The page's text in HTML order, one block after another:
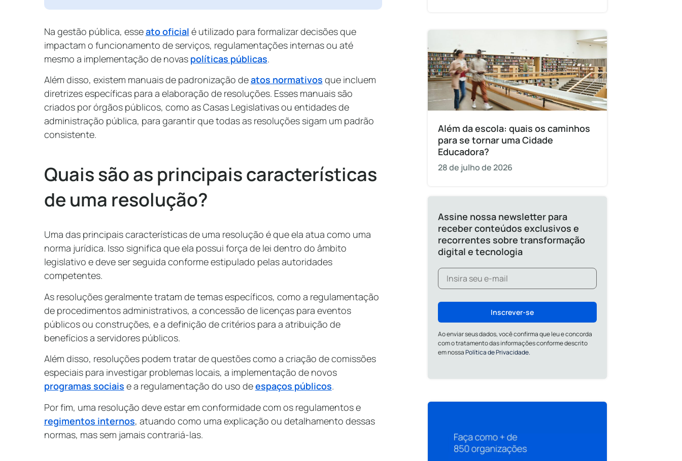
Na gestão pública, esseato oficial é utilizado para formalizar decisões que
impactam o funcionamento de serviços, regulamentações internas ou até
mesmo a implementação de novas políticas públicas.
Além disso, existem manuais de padronização deatos normativos que incluem
diretrizes específicas para a elaboração de resoluções. Esses manuais são
criados por órgãos públicos, como as Casas Legislativas ou entidades de
administração pública, para garantir que todas as resoluções sigam um padrão
consistente.
Quais são as principais características
de uma resolução?
Uma das principais características de uma resolução é que ela atua como uma
norma jurídica. Isso significa que ela possui força de lei dentro do âmbito
legislativo e deve ser seguida conforme estipulado pelas autoridades
competentes.
As resoluções geralmente tratam de temas específicos, como a regulamentação
de procedimentos administrativos, a concessão de licenças para eventos
públicos ou construções, e a definição de critérios para a atribuição de
benefícios a servidores públicos.
Além disso, resoluções podem tratar de questões como a criação de comissões
especiais para investigar problemas locais, a implementação de novos
programas sociais e a regulamentação do uso deespaços públicos.
Por fim, uma resolução deve estar em conformidade com os regulamentos e
regimentos internos, atuando como uma explicação ou detalhamento dessas
normas, mas sem jamais contrariá-las.
Além da escola: quais os caminhos
para se tornar uma Cidade
Educadora?
28 de julho de 2026
Assine nossa newsletter para
receber conteúdos exclusivos e
recorrentes sobre transformação
digital e tecnologia
Inscrever-se
Ao enviar seus dados, você confirma que leu e concorda
com o tratamento das informações conforme descrito
em nossaPolítica de Privacidade.